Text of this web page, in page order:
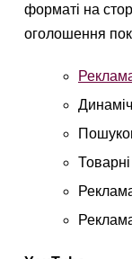
форматі на
оголошення